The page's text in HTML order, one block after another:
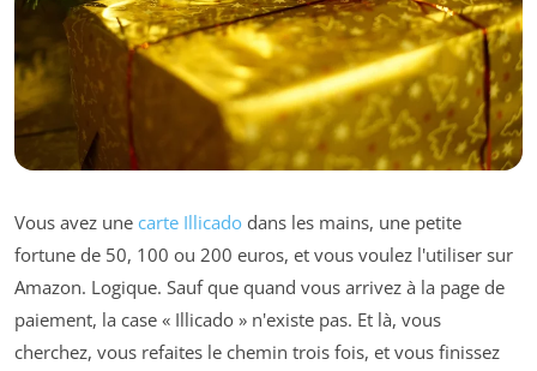
Vous avez une carte Illicado dans les mains, une petite
fortune de 50, 100 ou 200 euros, et vous voulez l'utiliser sur
Amazon. Logique. Sauf que quand vous arrivez à la page de
paiement, la case « Illicado » n'existe pas. Et là, vous
cherchez, vous refaites le chemin trois fois, et vous finissez